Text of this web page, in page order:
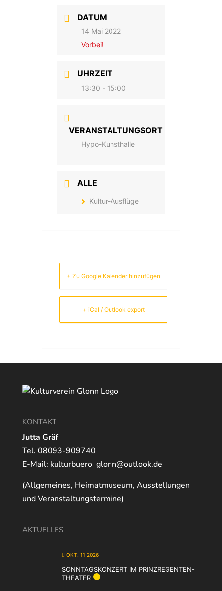
DATUM
14 Mai 2022
Vorbei!
UHRZEIT
13:30 - 15:00
VERANSTALTUNGSORT
Hypo-Kunsthalle
ALLE
Kultur-Ausflüge
+ Zu Google Kalender hinzufügen
+ iCal / Outlook export
KONTAKT
Jutta Gräf
Tel. 08093-909740
E-Mail: kulturbuero_glonn@outlook.de
(Allgemeines, Heimatmuseum, Ausstellungen
und Veranstaltungstermine)
AKTUELLES
OKT. 11 2026
SONNTAGSKONZERT IM PRINZREGENTEN-
THEATER